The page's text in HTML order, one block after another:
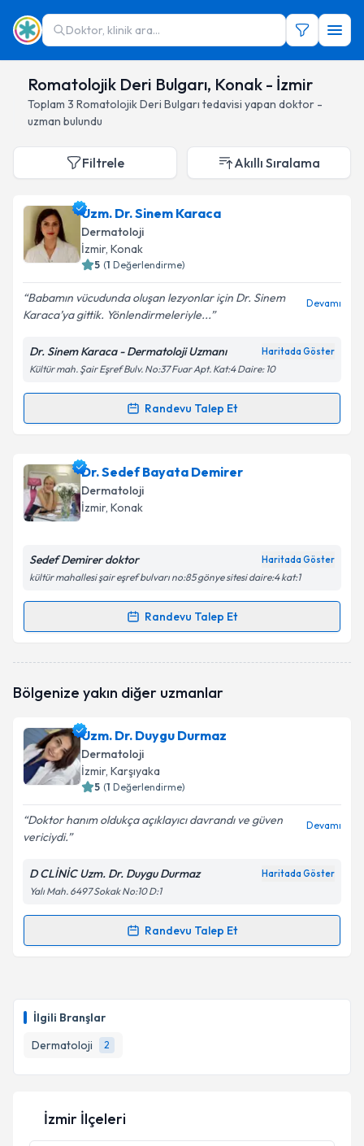
Doktor, klinik ara...
Romatolojik Deri Bulgarı, Konak - İzmir
Toplam 3 Romatolojik Deri Bulgarı tedavisi yapan doktor -
uzman bulundu
İlgili Branşlar
Dermatoloji
2
Filtrele Akıllı Sıralama
Uzm. Dr. Sinem Karaca
Dermatoloji
İzmir, Konak
5 (1 Değerlendirme)
Babamın vücudunda oluşan lezyonlar için Dr. Sinem
Karaca’ya gittik. Yönlendirmeleriyle...
Devamı
Dr. Sinem Karaca - Dermatoloji Uzmanı Haritada Göster
Kültür mah. Şair Eşref Bulv. No:37 Fuar Apt. Kat:4 Daire: 10
Randevu Talep Et
Randevu Takvimi Talebi
Uzm. Dr. Sinem Karacaiçin randevu takvimi talebi
oluşturun. Size bu uzmandan randevu almanız için bir
takvim hazırlandığında e-posta ile bilgilendireceğiz.
Kişisel verilerimin işlenmesine ilişkin
Metni'ni okudum ve kişisel verilerimin belirtilen
Takvim Talebini Gönder
Dr. Sedef Bayata Demirer
Dermatoloji
İzmir, Konak
Sedef Demirer doktor Haritada Göster
kültür mahallesi şair eşref bulvarı no:85 gönye sitesi daire:4 kat:1
Randevu Talep Et
Randevu Takvimi Talebi
talebi oluşturun. Size bu uzmandan randevu almanız
bilgilendireceğiz.
E-posta Adresiniz
kapsamda işlenmesini kabul ediyorum.
Takvim Talebini Gönder
Bölgenize yakın diğer uzmanlar
Uzm. Dr. Duygu Durmaz
Dermatoloji
İzmir, Karşıyaka
5 (1 Değerlendirme)
Doktor hanım oldukça açıklayıcı davrandı ve güven
vericiydi.
Devamı
D CLİNİC Uzm. Dr. Duygu Durmaz Haritada Göster
Yalı Mah. 6497 Sokak No:10 D:1
Randevu Talep Et
Randevu Takvimi Talebi
takvim hazırlandığında e-posta ile bilgilendireceğiz.
E-posta Adresiniz
Kişisel verilerimin işlenmesine ilişkinAydınlatma
İzmir İlçeleri